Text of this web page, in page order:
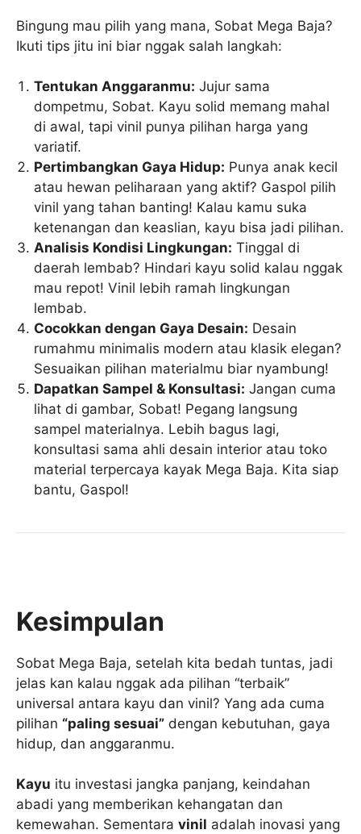
Bingung mau pilih yang mana, Sobat Mega Baja?
Ikuti tips jitu ini biar nggak salah langkah:
Tentukan Anggaranmu: Jujur sama
dompetmu, Sobat. Kayu solid memang mahal
di awal, tapi vinil punya pilihan harga yang
variatif.
Pertimbangkan Gaya Hidup: Punya anak kecil
atau hewan peliharaan yang aktif? Gaspol pilih
vinil yang tahan banting! Kalau kamu suka
ketenangan dan keaslian, kayu bisa jadi pilihan.
Analisis Kondisi Lingkungan: Tinggal di
daerah lembab? Hindari kayu solid kalau nggak
mau repot! Vinil lebih ramah lingkungan
lembab.
Cocokkan dengan Gaya Desain: Desain
rumahmu minimalis modern atau klasik elegan?
Sesuaikan pilihan materialmu biar nyambung!
Dapatkan Sampel & Konsultasi: Jangan cuma
lihat di gambar, Sobat! Pegang langsung
sampel materialnya. Lebih bagus lagi,
konsultasi sama ahli desain interior atau toko
material terpercaya kayak Mega Baja. Kita siap
bantu, Gaspol!
Kesimpulan
Sobat Mega Baja, setelah kita bedah tuntas, jadi
jelas kan kalau nggak ada pilihan “terbaik”
universal antara kayu dan vinil? Yang ada cuma
pilihan “paling sesuai” dengan kebutuhan, gaya
hidup, dan anggaranmu.
Kayu itu investasi jangka panjang, keindahan
abadi yang memberikan kehangatan dan
kemewahan. Sementara vinil adalah inovasi yang